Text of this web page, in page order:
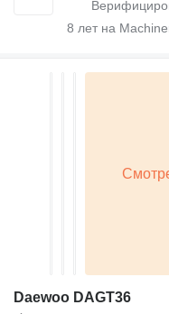
8 лет на
Daewoo DAGT36